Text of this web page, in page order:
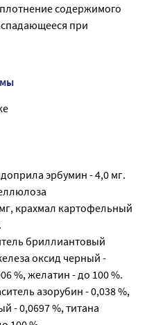
содержимого
при
эрбумин - 4,0 мг.
крахмал картофельный
бриллиантовый
оксид черный -
%, желатин - до 100 %.
азорубин - 0,038 %,
- 0,0697 %, титана